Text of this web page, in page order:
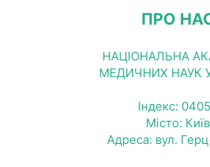
ПРО
НАЦІОНАЛЬНА
МЕДИЧНИХ НАУК
Індекс:
Місто: Київ
Адреса: вул.